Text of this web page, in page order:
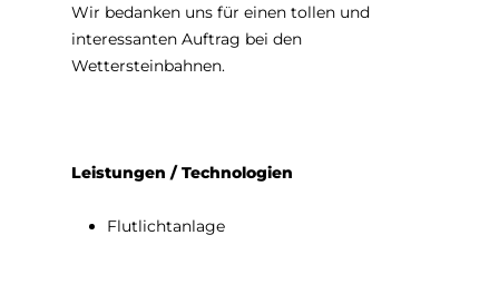
Wir bedanken uns für einen tollen und
interessanten Auftrag bei den
Wettersteinbahnen.
Leistungen / Technologien
Flutlichtanlage